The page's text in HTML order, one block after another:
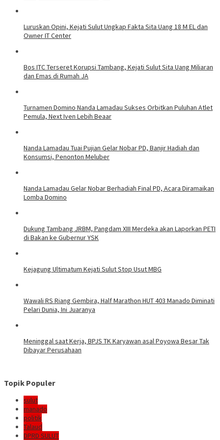
Luruskan Opini, Kejati Sulut Ungkap Fakta Sita Uang 18 M EL dan
Owner IT Center
Bos ITC Terseret Korupsi Tambang, Kejati Sulut Sita Uang Miliaran
dan Emas di Rumah JA
Turnamen Domino Nanda Lamadau Sukses Orbitkan Puluhan Atlet
Pemula, Next Iven Lebih Beaar
Nanda Lamadau Tuai Pujian Gelar Nobar PD, Banjir Hadiah dan
Konsumsi, Penonton Meluber
Nanda Lamadau Gelar Nobar Berhadiah Final PD, Acara Diramaikan
Lomba Domino
Dukung Tambang JRBM, Pangdam XIII Merdeka akan Laporkan PETI
di Bakan ke Gubernur YSK
Kejagung Ultimatum Kejati Sulut Stop Usut MBG
Wawali RS Riang Gembira, Half Marathon HUT 403 Manado Diminati
Pelari Dunia, Ini Juaranya
Meninggal saat Kerja, BPJS TK Karyawan asal Poyowa Besar Tak
Dibayar Perusahaan
Topik Populer
sulut
manado
politik
Talaud
DPRD SULUT